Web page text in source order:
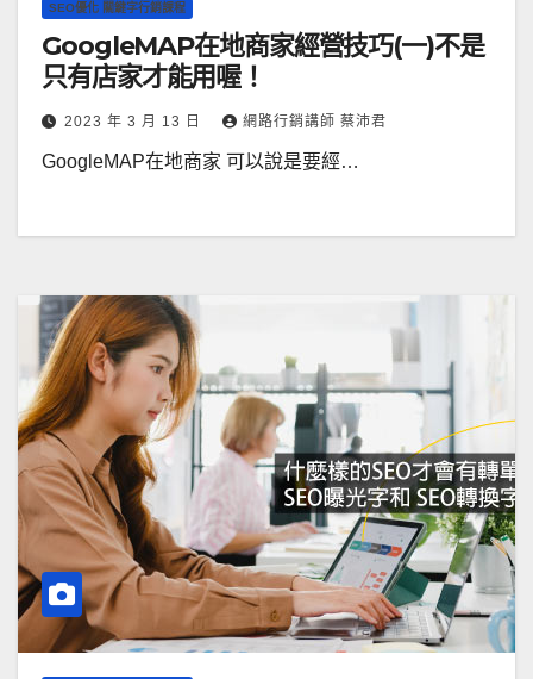
SEO優化 關鍵字行銷課程
GoogleMAP在地商家經營技巧(一)不是
只有店家才能用喔！
2023 年 3 月 13 日 網路行銷講師 蔡沛君
GoogleMAP在地商家 可以說是要經…